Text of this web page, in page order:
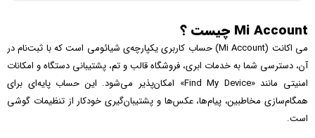
Mi Account چیست ؟
می اکانت (Mi Account) حساب کاربری یکپارچه‌ی شیائومی است که با ثبت‌نام در
آن، دسترسی شما به خدمات ابری، فروشگاه قالب و تم، پشتیبانی دستگاه و امکانات
امنیتی مانند «Find My Device» امکان‌پذیر می‌شود. این حساب پایه‌ای برای
همگام‌سازی مخاطبین، پیام‌ها، عکس‌ها و پشتیبان‌گیری خودکار از تنظیمات گوشی
است.